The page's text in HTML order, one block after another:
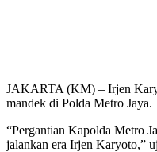
JAKARTA (KM) – Irjen
mandek di Polda Metro Jaya.
“Pergantian Kapolda Metro
jalankan era Irjen Karyoto,”